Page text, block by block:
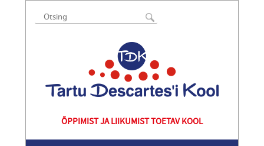
ÕPPIMIST JA LIIKUMIST TOETAV KOOL